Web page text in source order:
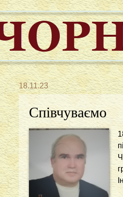
18.11.23
Співчуваємо